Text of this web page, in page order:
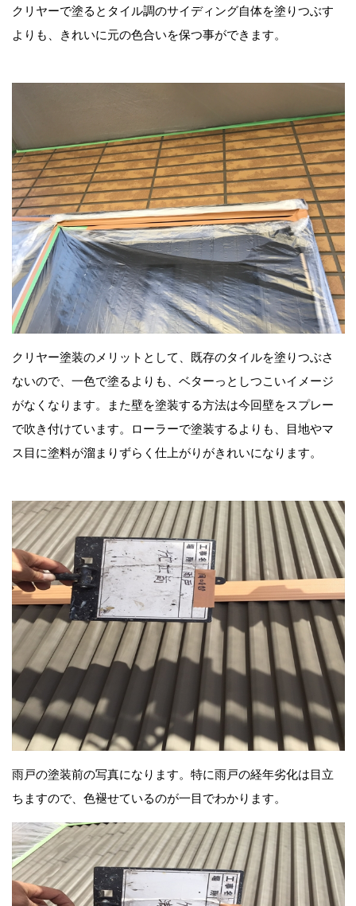
クリヤーで塗るとタイル調のサイディング自体を塗りつぶす
よりも、きれいに元の色合いを保つ事ができます。
クリヤー塗装のメリットとして、既存のタイルを塗りつぶさ
ないので、一色で塗るよりも、ベターっとしつこいイメージ
がなくなります。また壁を塗装する方法は今回壁をスプレー
で吹き付けています。ローラーで塗装するよりも、目地やマ
ス目に塗料が溜まりずらく仕上がりがきれいになります。
雨戸の塗装前の写真になります。特に雨戸の経年劣化は目立
ちますので、色褪せているのが一目でわかります。